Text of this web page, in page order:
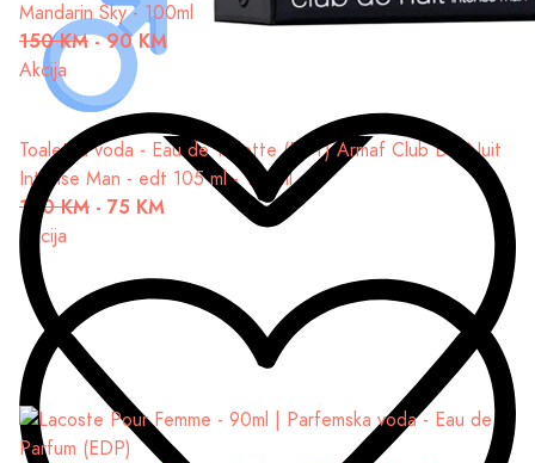
Toaletna voda - Eau de Toilette (EDT) Armaf Club De Nuit
Intense Man - edt 105 ml - 105ml
100 KM - 75 KM
Akcija
Mandarin Sky - 100ml
150 KM-90 KM
Akcija